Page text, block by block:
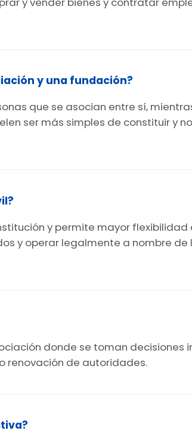
y una fundación?
que se asocian entre sí,
ser más simples de constituir y
y permite mayor
y operar legalmente a nombre de
donde se toman
renovación de autoridades.